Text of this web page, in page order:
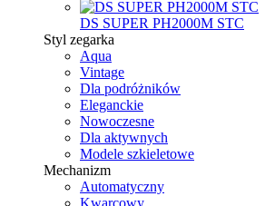
DS SUPER PH2000M STC
Styl zegarka
Aqua
Vintage
Dla podróżników
Eleganckie
Nowoczesne
Dla aktywnych
Modele szkieletowe
Mechanizm
Automatyczny